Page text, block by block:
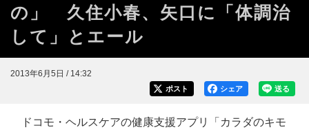
の」 久住小春、矢口に「体調治
して」とエール
2013年6月5日 / 14:32
送る
シェア
ポスト
ドコモ・ヘルスケアの健康支援アプリ「カラダのキモ